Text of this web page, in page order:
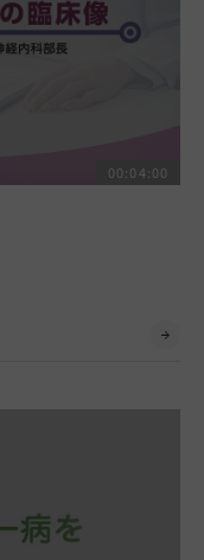
00:04:00